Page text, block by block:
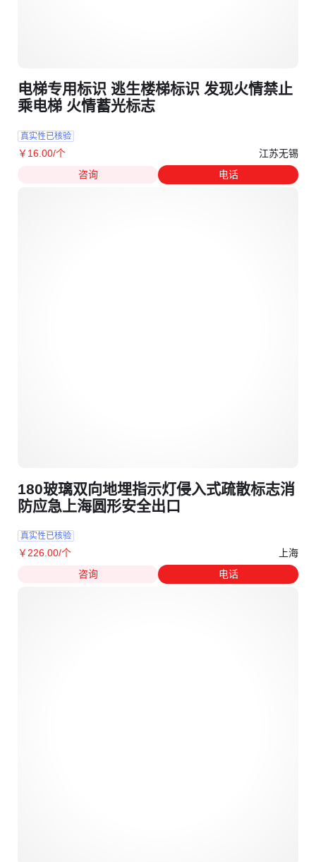
电梯专用标识 逃生楼梯标识 发现火情禁止
乘电梯 火情蓄光标志
真实性已核验
￥ 16 .00/个
江苏无锡
咨询
电话
180玻璃双向地埋指示灯侵入式疏散标志消
防应急上海圆形安全出口
真实性已核验
￥226.00/个
上海
咨询
电话